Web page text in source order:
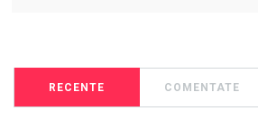
RECENTE COMENTATE